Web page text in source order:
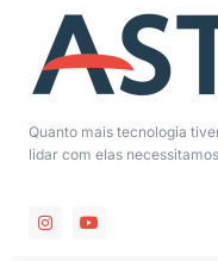
Quanto mais tecnologia
lidar com elas